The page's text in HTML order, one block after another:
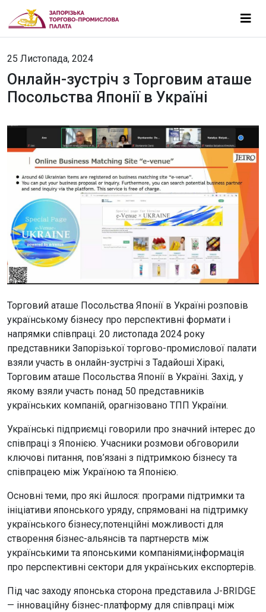
25 Листопада, 2024
Онлайн-зустріч з Торговим аташе
Посольства Японії в Україні
Торговий аташе Посольства Японії в Україні розповів
українському бізнесу про перспективні формати і
напрямки співпраці. 20 листопада 2024 року
представники Запорізької торгово-промислової палати
взяли участь в онлайн-зустрічі з Тадайоші Хіракі,
Торговим аташе Посольства Японії в Україні. Захід, у
якому взяли участь понад 50 представників
українських компаній, орагнізовано ТПП України.
Українські підприємці говорили про значний інтерес до
співпраці з Японією. Учасники розмови обговорили
ключові питання, пов’язані з підтримкою бізнесу та
співпрацею між Україною та Японією.
Основні теми, про які йшлося: програми підтримки та
ініціативи японського уряду, спрямовані на підтримку
українського бізнесу;потенційні можливості для
створення бізнес-альянсів та партнерств між
українськими та японськими компаніями;інформація
про перспективні сектори для українських експортерів.
Під час заходу японська сторона представила J-BRIDGE
— інноваційну бізнес-платформу для співпраці між